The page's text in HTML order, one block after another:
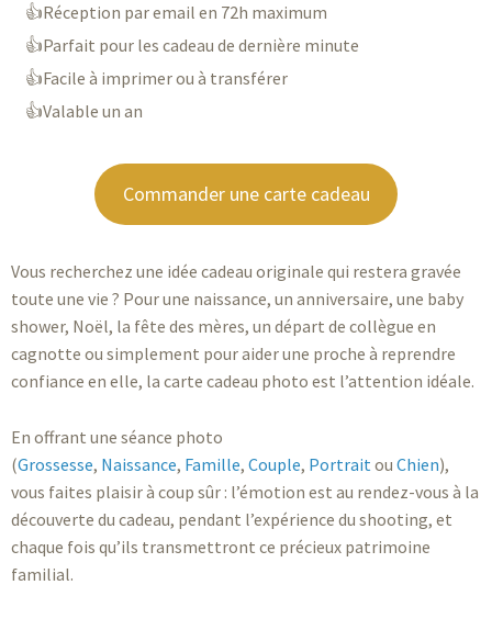
Réception par email en 72h maximum
Parfait pour les cadeau de dernière minute
Facile à imprimer ou à transférer
Valable un an
Commander une carte cadeau
Vous recherchez une idée cadeau originale qui restera gravée
toute une vie ? Pour une naissance, un anniversaire, une baby
shower, Noël, la fête des mères, un départ de collègue en
cagnotte ou simplement pour aider une proche à reprendre
confiance en elle, la carte cadeau photo est l’attention idéale.
En offrant une séance photo
(Grossesse, Naissance, Famille, Couple, Portrait ou Chien),
vous faites plaisir à coup sûr : l’émotion est au rendez-vous à la
découverte du cadeau, pendant l’expérience du shooting, et
chaque fois qu’ils transmettront ce précieux patrimoine
familial.